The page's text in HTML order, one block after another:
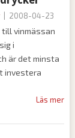
2008-04-23
vinmässan
i
är det minsta
investera
Läs mer